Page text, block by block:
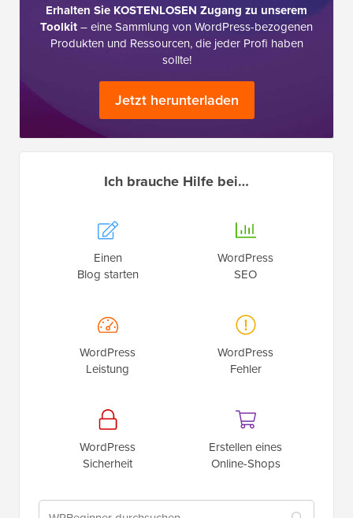
Erhalten Sie KOSTENLOSEN Zugang zu unserem
Toolkit– eine Sammlung von WordPress-bezogenen
Produkten und Ressourcen, die jeder Profi haben
sollte!
Jetzt herunterladen
Ich brauche Hilfe bei…
Einen
Blog starten
WordPress
SEO
WordPress
Leistung
WordPress
Fehler
WordPress
Sicherheit
Erstellen eines
Online-Shops